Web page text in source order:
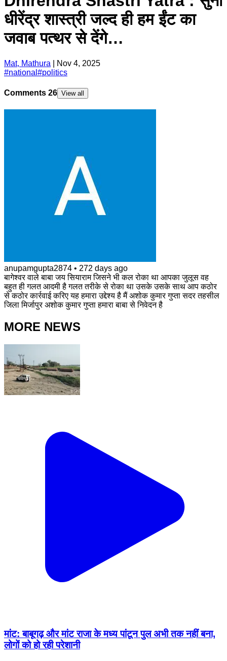
धीरेंद्र शास्त्री जल्द ही हम ईंट का
जवाब पत्थर से देंगे…
Mat, Mathura
Nov 4, 2025
#national #politics
Comments 26 View all
anupamgupta2874 • 272 days ago
बागेश्वर वाले बाबा जय सियाराम जिसने भी कल रोका था आपका जुलूस वह
बहुत ही गलत आदमी है गलत तरीके से रोका था उसके उसके साथ आप कठोर
से कठोर कार्रवाई करिए यह हमारा उद्देश्य है मैं अशोक कुमार गुप्ता सदर तहसील
जिला मिर्जापुर अशोक कुमार गुप्ता हमारा बाबा से निवेदन है
MORE NEWS
मांट: बाबूगढ़ और मांट राजा के मध्य पांटून पुल अभी तक नहीं बना,
लोगों को हो रही परेशानी